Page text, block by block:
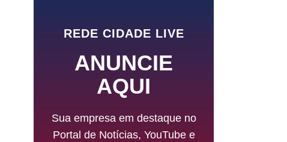
REDE CIDADE LIVE
ANUNCIE
AQUI
Sua empresa em destaque no
Portal de Notícias, YouTube e